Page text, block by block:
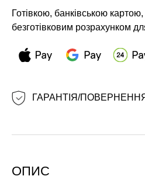
Готівкою, банківською
безготівковим розрахунком
ГАРАНТІЯ/
ОПИС